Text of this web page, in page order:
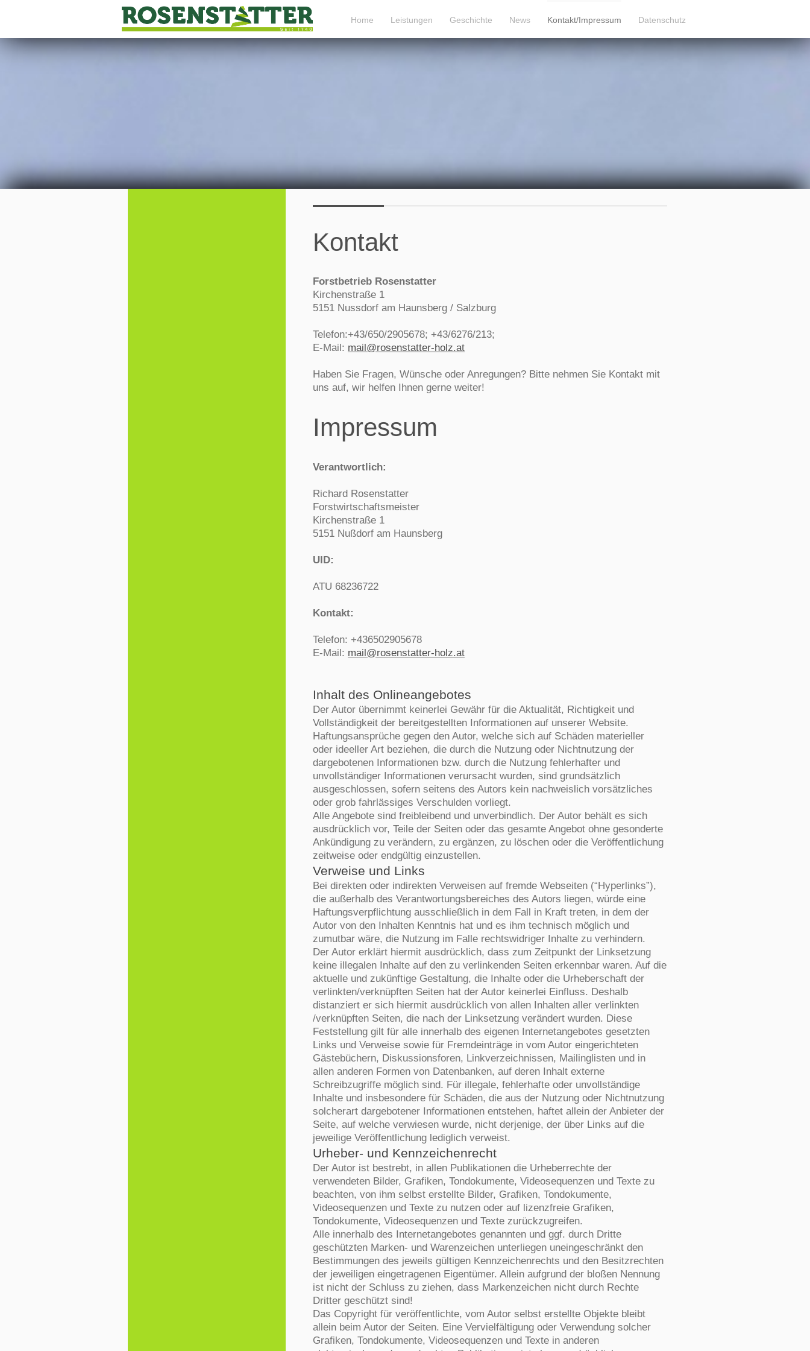
Home Leistungen Geschichte News Kontakt/Impressum Datenschutz
Kontakt
Forstbetrieb Rosenstatter
Kirchenstraße 1
5151 Nussdorf am Haunsberg / Salzburg
Telefon:+43/650/2905678; +43/6276/213;
E-Mail: mail@rosenstatter-holz.at
Haben Sie Fragen, Wünsche oder Anregungen? Bitte nehmen Sie Kontakt mit
uns auf, wir helfen Ihnen gerne weiter!
Impressum
Verantwortlich:
Richard Rosenstatter
Forstwirtschaftsmeister
Kirchenstraße 1
5151 Nußdorf am Haunsberg
UID:
ATU 68236722
Kontakt:
Telefon: +436502905678
E-Mail: mail@rosenstatter-holz.at
Inhalt des Onlineangebotes
Der Autor übernimmt keinerlei Gewähr für die Aktualität, Richtigkeit und
Vollständigkeit der bereitgestellten Informationen auf unserer Website.
Haftungsansprüche gegen den Autor, welche sich auf Schäden materieller
oder ideeller Art beziehen, die durch die Nutzung oder Nichtnutzung der
dargebotenen Informationen bzw. durch die Nutzung fehlerhafter und
unvollständiger Informationen verursacht wurden, sind grundsätzlich
ausgeschlossen, sofern seitens des Autors kein nachweislich vorsätzliches
oder grob fahrlässiges Verschulden vorliegt.
Alle Angebote sind freibleibend und unverbindlich. Der Autor behält es sich
ausdrücklich vor, Teile der Seiten oder das gesamte Angebot ohne gesonderte
Ankündigung zu verändern, zu ergänzen, zu löschen oder die Veröffentlichung
zeitweise oder endgültig einzustellen.
Verweise und Links
Bei direkten oder indirekten Verweisen auf fremde Webseiten (“Hyperlinks”),
die außerhalb des Verantwortungsbereiches des Autors liegen, würde eine
Haftungsverpflichtung ausschließlich in dem Fall in Kraft treten, in dem der
Autor von den Inhalten Kenntnis hat und es ihm technisch möglich und
zumutbar wäre, die Nutzung im Falle rechtswidriger Inhalte zu verhindern.
Der Autor erklärt hiermit ausdrücklich, dass zum Zeitpunkt der Linksetzung
keine illegalen Inhalte auf den zu verlinkenden Seiten erkennbar waren. Auf die
aktuelle und zukünftige Gestaltung, die Inhalte oder die Urheberschaft der
verlinkten/verknüpften Seiten hat der Autor keinerlei Einfluss. Deshalb
distanziert er sich hiermit ausdrücklich von allen Inhalten aller verlinkten
/verknüpften Seiten, die nach der Linksetzung verändert wurden. Diese
Feststellung gilt für alle innerhalb des eigenen Internetangebotes gesetzten
Links und Verweise sowie für Fremdeinträge in vom Autor eingerichteten
Gästebüchern, Diskussionsforen, Linkverzeichnissen, Mailinglisten und in
allen anderen Formen von Datenbanken, auf deren Inhalt externe
Schreibzugriffe möglich sind. Für illegale, fehlerhafte oder unvollständige
Inhalte und insbesondere für Schäden, die aus der Nutzung oder Nichtnutzung
solcherart dargebotener Informationen entstehen, haftet allein der Anbieter der
Seite, auf welche verwiesen wurde, nicht derjenige, der über Links auf die
jeweilige Veröffentlichung lediglich verweist.
Urheber- und Kennzeichenrecht
Der Autor ist bestrebt, in allen Publikationen die Urheberrechte der
verwendeten Bilder, Grafiken, Tondokumente, Videosequenzen und Texte zu
beachten, von ihm selbst erstellte Bilder, Grafiken, Tondokumente,
Videosequenzen und Texte zu nutzen oder auf lizenzfreie Grafiken,
Tondokumente, Videosequenzen und Texte zurückzugreifen.
Alle innerhalb des Internetangebotes genannten und ggf. durch Dritte
geschützten Marken- und Warenzeichen unterliegen uneingeschränkt den
Bestimmungen des jeweils gültigen Kennzeichenrechts und den Besitzrechten
der jeweiligen eingetragenen Eigentümer. Allein aufgrund der bloßen Nennung
ist nicht der Schluss zu ziehen, dass Markenzeichen nicht durch Rechte
Dritter geschützt sind!
Das Copyright für veröffentlichte, vom Autor selbst erstellte Objekte bleibt
allein beim Autor der Seiten. Eine Vervielfältigung oder Verwendung solcher
Grafiken, Tondokumente, Videosequenzen und Texte in anderen